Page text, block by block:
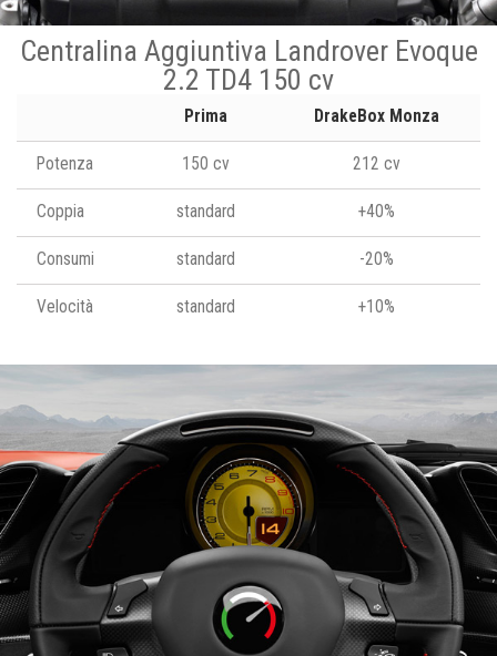
Centralina Aggiuntiva Landrover Evoque
2.2 TD4 150 cv
Prima DrakeBox Monza
Potenza 150 cv 212 cv
Coppia standard +40%
Consumi standard -20%
Velocità standard +10%